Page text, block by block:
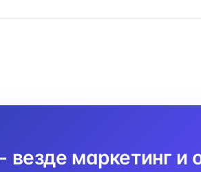
везде маркетинг